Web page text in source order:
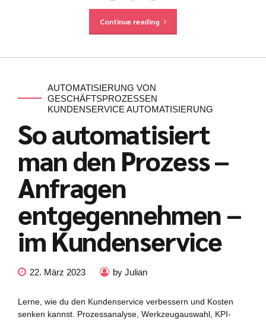
Continue reading
AUTOMATISIERUNG VON
GESCHÄFTSPROZESSEN
KUNDENSERVICE AUTOMATISIERUNG
So automatisiert
man den Prozess –
Anfragen
entgegennehmen –
im Kundenservice
22. März 2023 by Julian
Lerne, wie du den Kundenservice verbessern und Kosten
senken kannst. Prozessanalyse, Werkzeugauswahl, KPI-